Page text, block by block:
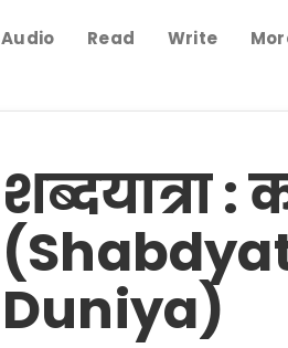
Audio Read Write
शब्दयात्रा
Duniya)